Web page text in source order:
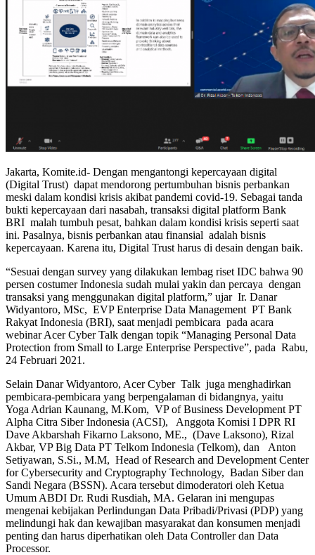
Jakarta, Komite.id- Dengan mengantongi kepercayaan digital
(Digital Trust) dapat mendorong pertumbuhan bisnis perbankan
meski dalam kondisi krisis akibat pandemi covid-19. Sebagai tanda
bukti kepercayaan dari nasabah, transaksi digital platform Bank
BRI malah tumbuh pesat, bahkan dalam kondisi krisis seperti saat
ini. Pasalnya, bisnis perbankan atau finansial adalah bisnis
kepercayaan. Karena itu, Digital Trust harus di desain dengan baik.
“Sesuai dengan survey yang dilakukan lembag riset IDC bahwa 90
persen costumer Indonesia sudah mulai yakin dan percaya dengan
transaksi yang menggunakan digital platform,” ujar Ir. Danar
Widyantoro, MSc, EVP Enterprise Data Management PT Bank
Rakyat Indonesia (BRI), saat menjadi pembicara pada acara
webinar Acer Cyber Talk dengan topik “Managing Personal Data
Protection from Small to Large Enterprise Perspective”, pada Rabu,
24 Februari 2021.
Selain Danar Widyantoro, Acer Cyber Talk juga menghadirkan
pembicara-pembicara yang berpengalaman di bidangnya, yaitu
Yoga Adrian Kaunang, M.Kom, VP of Business Development PT
Alpha Citra Siber Indonesia (ACSI), Anggota Komisi I DPR RI
Dave Akbarshah Fikarno Laksono, ME., (Dave Laksono), Rizal
Akbar, VP Big Data PT Telkom Indonesia (Telkom), dan Anton
Setiyawan, S.Si., M.M, Head of Research and Development Center
for Cybersecurity and Cryptography Technology, Badan Siber dan
Sandi Negara (BSSN). Acara tersebut dimoderatori oleh Ketua
Umum ABDI Dr. Rudi Rusdiah, MA. Gelaran ini mengupas
mengenai kebijakan Perlindungan Data Pribadi/Privasi (PDP) yang
melindungi hak dan kewajiban masyarakat dan konsumen menjadi
penting dan harus diperhatikan oleh Data Controller dan Data
Processor.